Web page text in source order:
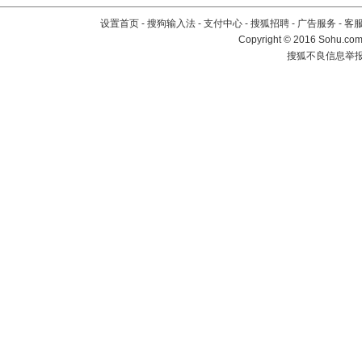
设置首页 - 搜狗输入法 - 支付中心 - 搜狐招聘 - 广告服务 - 客
Copyright©2016
搜狐不良信息举